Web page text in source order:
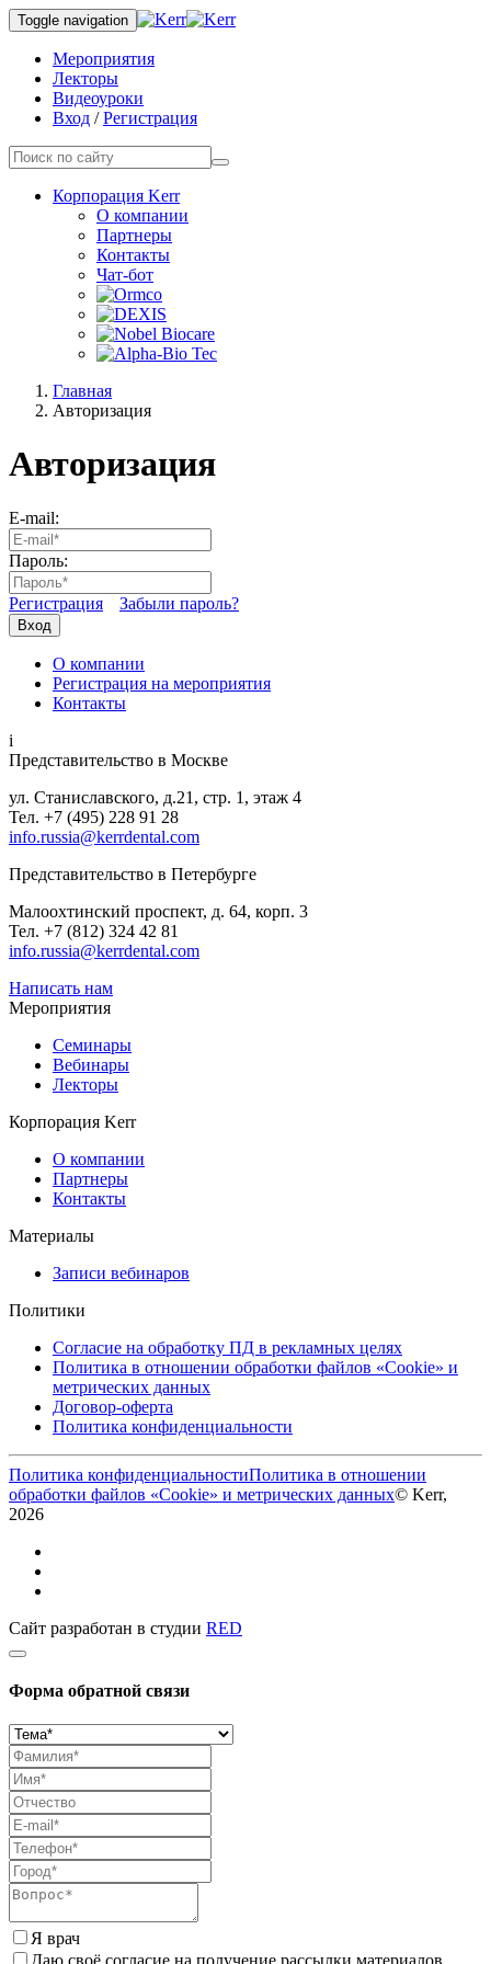
Toggle navigation
Мероприятия
Лекторы
Видеоуроки
Вход /Регистрация
Корпорация Kerr
О компании
Партнеры
Контакты
Чат-бот
Главная
Авторизация
Авторизация
E-mail:
Пароль:
Регистрация Забыли пароль?
Вход
О компании
Регистрация на мероприятия
Контакты
i
Представительство в Москве
ул. Станиславского, д.21, стр. 1, этаж 4
Тел. +7 (495) 228 91 28
info.russia@kerrdental.com
Представительство в Петербурге
Малоохтинский проспект, д. 64, корп. 3
Тел. +7 (812) 324 42 81
info.russia@kerrdental.com
Написать нам
Мероприятия
Семинары
Вебинары
Лекторы
Корпорация Kerr
О компании
Партнеры
Контакты
Материалы
Записи вебинаров
Политики
Согласие на обработку ПД в рекламных целях
Политика в отношении обработки файлов «Cookie» и
метрических данных
Договор-оферта
Политика конфиденциальности
Политика конфиденциальностиПолитика в отношении
обработки файлов «Cookie» и метрических данных© Kerr,
2026
Сайт разработан в студии RED
Форма обратной связи
Я врач